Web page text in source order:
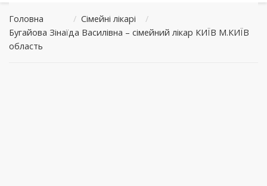
Головна / Сімейні лікарі
/
Бугайова Зінаїда Василівна – сімейний лікар КИЇВ М.КИЇВ
область